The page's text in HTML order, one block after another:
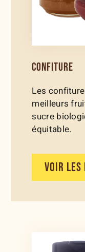
CONFITURE
Les
meilleurs
sucre
équitable.
VOIR LES